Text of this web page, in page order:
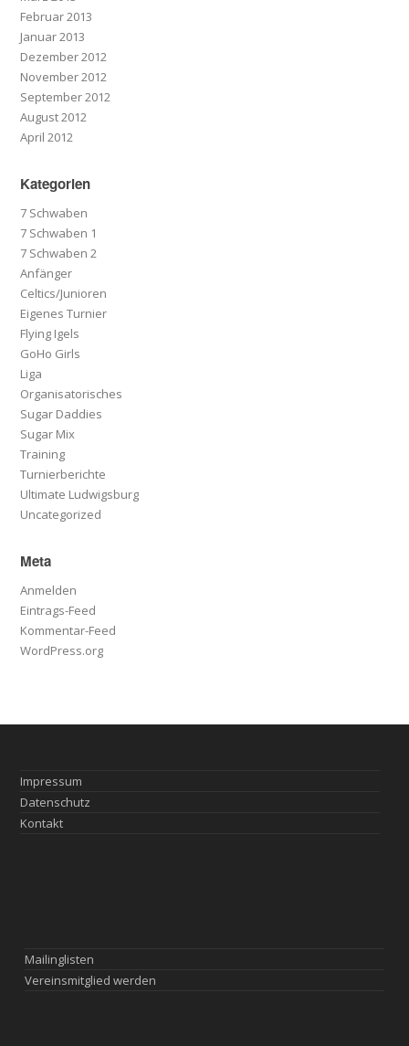
Februar 2013
Januar 2013
Dezember 2012
November 2012
September 2012
August 2012
April 2012
Kategorien
7 Schwaben
7 Schwaben 1
7 Schwaben 2
Anfänger
Celtics/Junioren
Eigenes Turnier
Flying Igels
GoHo Girls
Liga
Organisatorisches
Sugar Daddies
Sugar Mix
Training
Turnierberichte
Ultimate Ludwigsburg
Uncategorized
Meta
Anmelden
Eintrags-Feed
Kommentar-Feed
WordPress.org
Impressum
Datenschutz
Kontakt
Mailinglisten
Vereinsmitglied werden